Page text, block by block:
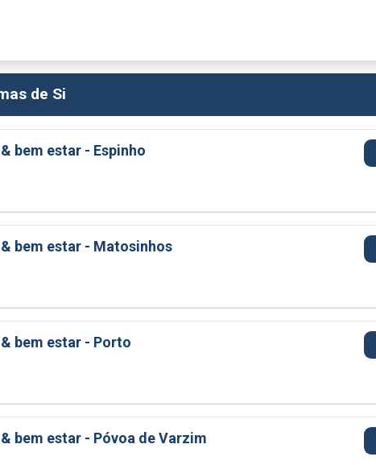
de Si
bem estar - Espinho
bem estar - Matosinhos
bem estar - Porto
bem estar - Póvoa de Varzim